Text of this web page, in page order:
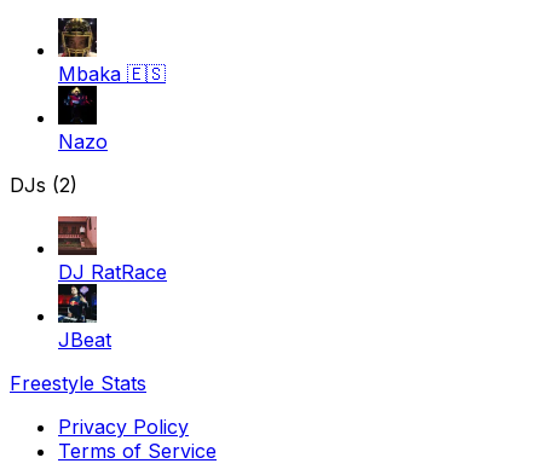
Mbaka 🇪🇸
Nazo
DJs (2)
DJ RatRace
JBeat
Freestyle Stats
Privacy Policy
Terms of Service